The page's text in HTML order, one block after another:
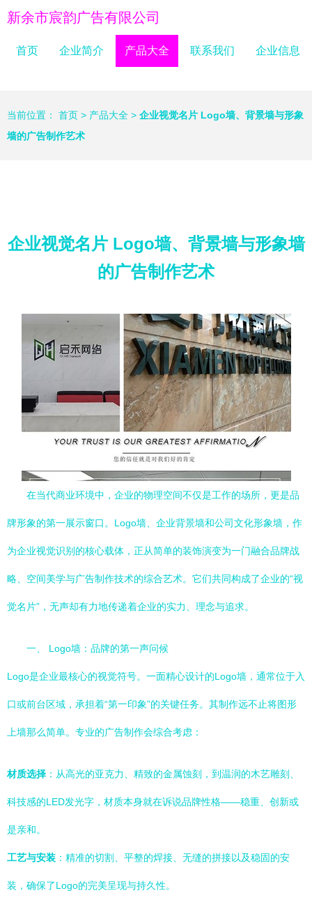
新余市宸韵广告有限公司
首页 企业简介 产品大全 联系我们 企业信息
当前位置： 首页 > 产品大全 > 企业视觉名片 Logo墙、背景墙与形象
墙的广告制作艺术
企业视觉名片 Logo墙、背景墙与形象墙
的广告制作艺术
在当代商业环境中，企业的物理空间不仅是工作的场所，更是品
牌形象的第一展示窗口。Logo墙、企业背景墙和公司文化形象墙，作
为企业视觉识别的核心载体，正从简单的装饰演变为一门融合品牌战
略、空间美学与广告制作技术的综合艺术。它们共同构成了企业的“视
觉名片”，无声却有力地传递着企业的实力、理念与追求。
一、 Logo墙：品牌的第一声问候
Logo是企业最核心的视觉符号。一面精心设计的Logo墙，通常位于入
口或前台区域，承担着“第一印象”的关键任务。其制作远不止将图形
上墙那么简单。专业的广告制作会综合考虑：
材质选择 ：从高光的亚克力、精致的金属蚀刻，到温润的木艺雕刻、
科技感的LED发光字，材质本身就在诉说品牌性格——稳重、创新或
是亲和。
工艺与安装 ：精准的切割、平整的焊接、无缝的拼接以及稳固的安
装，确保了Logo的完美呈现与持久性。